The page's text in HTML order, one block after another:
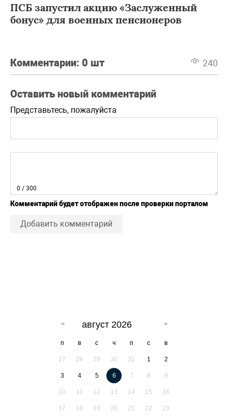
ПСБ запустил акцию «Заслуженный
бонус» для военных пенсионеров
Комментарии: 0 шт 240
Оставить новый комментарий
Представьтесь, пожалуйста
0 / 300
Комментарий будет отображен после проверки порталом
Добавить комментарий
август 2026
п в с ч п с в
27 28 29 30 31 1 2
3 4 5 6 7 8 9
10 11 12 13 14 15 16
17 18 19 20 21 22 23